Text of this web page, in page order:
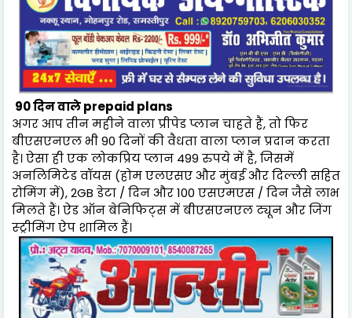
90 दिन वाले prepaid plans
अगर आप तीन महीने वाला प्रीपेड प्लान चाहते हैं, तो फिर
बीएसएनएल भी 90 दिनों की वैधता वाला प्लान प्रदान करता
है। ऐसा ही एक लोकप्रिय प्लान 499 रुपये में है, जिसमें
अनलिमिटेड वॉयस (होम एलएसए और मुंबई और दिल्ली सहित
रोमिंग में), 2GB डेटा / दिन और 100 एसएमएस / दिन जैसे लाभ
मिलते हैं। ऐड ऑन बेनिफिट्स में बीएसएनएल ट्यून और जिंग
स्ट्रीमिंग ऐप शामिल हैं।